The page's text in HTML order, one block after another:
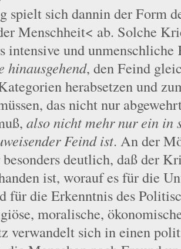
spielt sich dannin der Form
Menschheit< ab. Solche
intensive und
hinausgehend, den Feind
herabsetzen und
das nicht nur
also nicht mehr nur ein in
Feind ist. An der
besonders deutlich, daß der
ist, worauf es für die
für die Erkenntnis des
moralische,
verwandelt sich in einen